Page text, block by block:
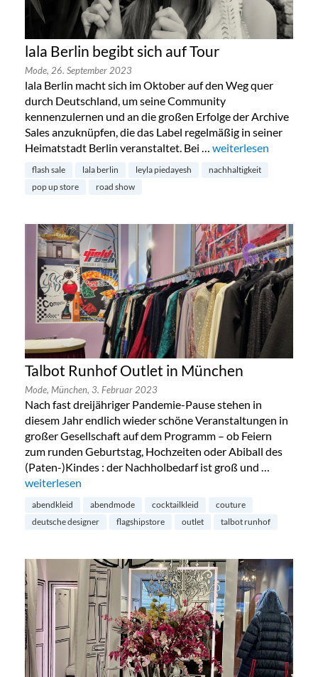
lala Berlin begibt sich auf Tour
Mode, 26. September 2023
lala Berlin macht sich im Oktober auf den Weg quer
durch Deutschland, um seine Community
kennenzulernen und an die großen Erfolge der Archive
Sales anzuknüpfen, die das Label regelmäßig in seiner
Heimatstadt Berlin veranstaltet. Bei … „lala Berlin begibt
weiterlesen
flash sale lala berlin leyla piedayesh
nachhaltigkeit
pop up store
road show
Talbot Runhof Outlet in München
Mode, München, 3. Februar 2023
Nach fast dreijähriger Pandemie-Pause stehen in
diesem Jahr endlich wieder schöne Veranstaltungen in
großer Gesellschaft auf dem Programm – ob Feiern
zum runden Geburtstag, Hochzeiten oder Abiball des
(Paten-)Kindes : der Nachholbedarf ist groß und …
„Talbot Runhof Outlet in München“
weiterlesen
abendkleid abendmode cocktailkleid
couture
deutsche designer
flagshipstore outlet talbot runhof